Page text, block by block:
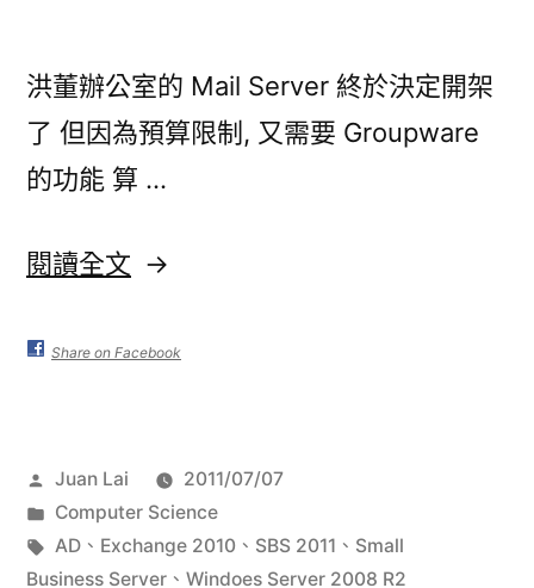
洪董辦公室的 Mail Server 終於決定開架
了 但因為預算限制, 又需要 Groupware
的功能 算 …
閱讀全文 〈Microsoft
2011
之
Share on Facebook
作
者:
Juan Lai
2011/07/07
分
類:
Computer Science
標
籤:
AD、 Exchange 2010、 SBS 2011 、 Small
Business Server 、 Windoes Server 2008 R2